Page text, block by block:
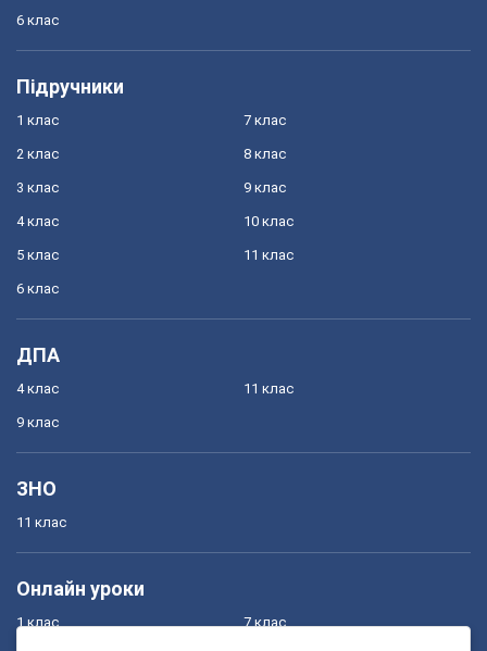
6 клас
Підручники
1 клас
2 клас
3 клас
4 клас
5 клас
6 клас
7 клас
8 клас
9 клас
10 клас
11 клас
ДПА
4 клас
9 клас
11 клас
ЗНО
11 клас
Онлайн уроки
1 клас 7 клас